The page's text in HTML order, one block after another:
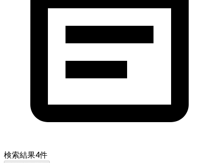
検索結果4件